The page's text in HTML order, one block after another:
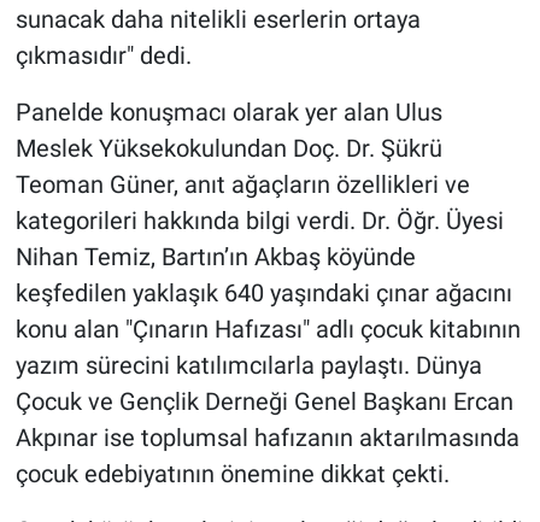
sunacak daha nitelikli eserlerin ortaya
çıkmasıdır" dedi.
Panelde konuşmacı olarak yer alan Ulus
Meslek Yüksekokulundan Doç. Dr. Şükrü
Teoman Güner, anıt ağaçların özellikleri ve
kategorileri hakkında bilgi verdi. Dr. Öğr. Üyesi
Nihan Temiz, Bartın’ın Akbaş köyünde
keşfedilen yaklaşık 640 yaşındaki çınar ağacını
konu alan "Çınarın Hafızası" adlı çocuk kitabının
yazım sürecini katılımcılarla paylaştı. Dünya
Çocuk ve Gençlik Derneği Genel Başkanı Ercan
Akpınar ise toplumsal hafızanın aktarılmasında
çocuk edebiyatının önemine dikkat çekti.